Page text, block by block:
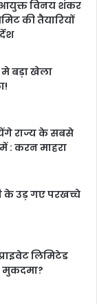
विनय शंकर
की तैयारियों
मे बड़ा खेला
राज्य के सबसे
: करन माहरा
के उड़ गए परखच्चे
लिमिटेड
मुकदमा?